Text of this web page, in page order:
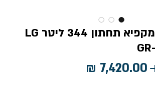
מקרר זכוכית מקפיא תחתון 344 ליטר LG
מחיר